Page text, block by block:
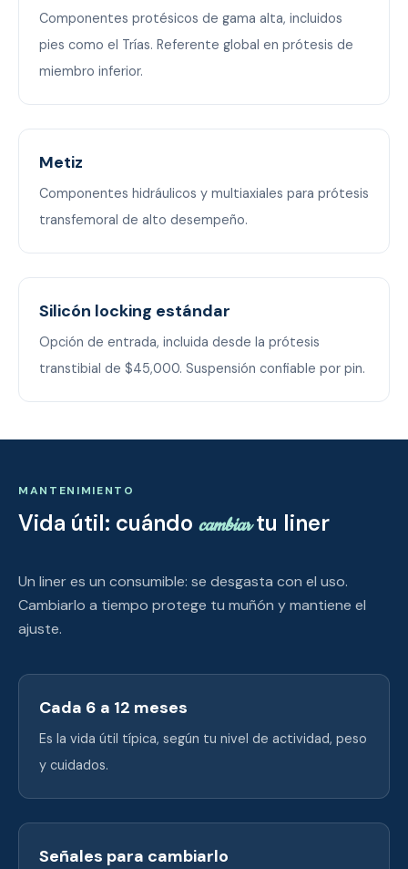
Componentes protésicos de gama alta, incluidos
pies como el Trías. Referente global en prótesis de
miembro inferior.
Metiz
Componentes hidráulicos y multiaxiales para prótesis
transfemoral de alto desempeño.
Silicón locking estándar
Opción de entrada, incluida desde la prótesis
transtibial de $45,000. Suspensión confiable por pin.
MANTENIMIENTO
Vida útil: cuándo cambiartu liner
Un liner es un consumible: se desgasta con el uso.
Cambiarlo a tiempo protege tu muñón y mantiene el
ajuste.
Cada 6 a 12 meses
Es la vida útil típica, según tu nivel de actividad, peso
y cuidados.
Señales para cambiarlo